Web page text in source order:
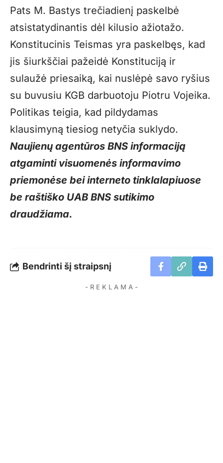
Pats M. Bastys trečiadienį paskelbė
atsistatydinantis dėl kilusio ažiotažo.
Konstitucinis Teismas yra paskelbęs, kad
jis šiurkščiai pažeidė Konstituciją ir
sulaužė priesaiką, kai nuslėpė savo ryšius
su buvusiu KGB darbuotoju Piotru Vojeika.
Politikas teigia, kad pildydamas
klausimyną tiesiog netyčia suklydo.
Naujienų agentūros BNS informaciją
atgaminti visuomenės informavimo
priemonėse bei interneto tinklalapiuose
be raštiško UAB BNS sutikimo
draudžiama.
Bendrinti šį straipsnį
- R E K L A M A -